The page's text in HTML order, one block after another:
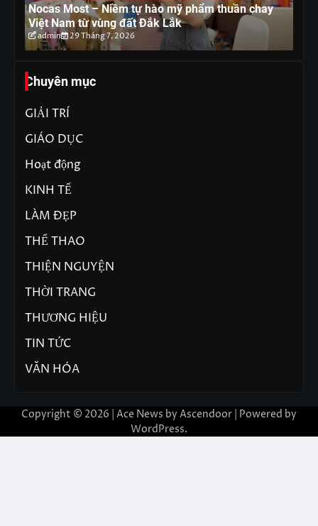
Nocas Most – Niềm tự hào mỹ phẩm thuần chay
Việt Nam từ vùng đất Đắk Lắk
admin 29 Tháng 7, 2026
Chuyên mục
GIẢI TRÍ
GIÁO DỤC
Hoạt động
KINH TẾ
LÀM ĐẸP
THỂ THAO
THIỆN NGUYỆN
THỜI TRANG
THƯƠNG HIỆU
TIN TỨC
VĂN HÓA
Copyright © 2026 | Ace News by Ascendoor | Powered by
WordPress.